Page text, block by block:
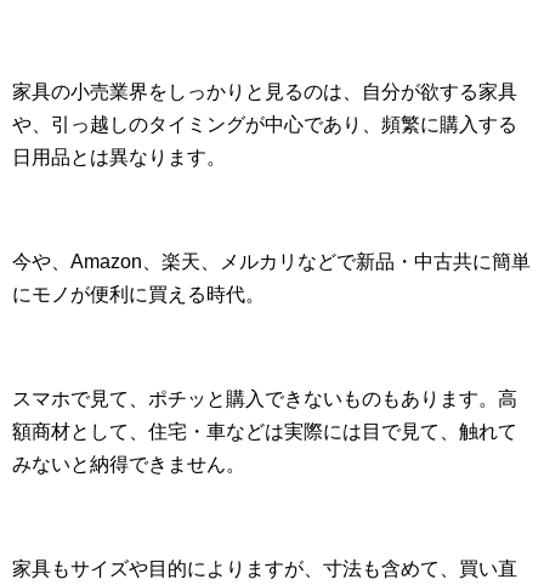
家具の小売業界をしっかりと見るのは、自分が欲する家具
や、引っ越しのタイミングが中心であり、頻繁に購入する
日用品とは異なります。
今や、Amazon、楽天、メルカリなどで新品・中古共に簡単
にモノが便利に買える時代。
スマホで見て、ポチッと購入できないものもあります。高
額商材として、住宅・車などは実際には目で見て、触れて
みないと納得できません。
家具もサイズや目的によりますが、寸法も含めて、買い直